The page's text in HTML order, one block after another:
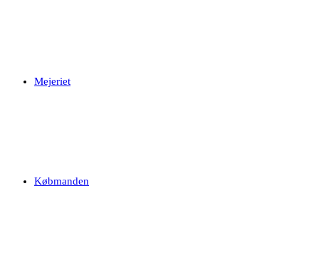
Mejeriet
Købmanden